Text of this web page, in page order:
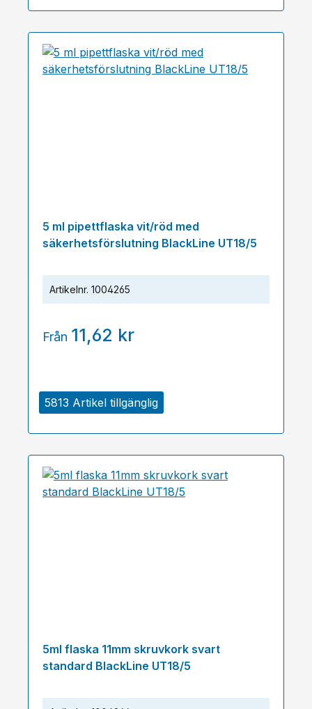
5813 Artikel tillgänglig
5 ml pipettflaska vit/röd med
säkerhetsförslutning BlackLine UT18/5
Artikelnr. 1004265
Från 11,62 kr
5ml flaska 11mm skruvkork svart
standard BlackLine UT18/5